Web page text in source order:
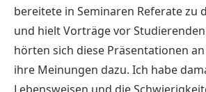
bereitete in Seminaren Referate zu
und hielt Vorträge vor
hörten sich diese Präsentationen
ihre Meinungen dazu. Ich habe